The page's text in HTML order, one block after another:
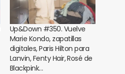
Up&Down #350. Vuelve
Marie Kondo, zapatillas
digitales, Paris Hilton para
Lanvin, Fenty Hair, Rosé de
Blackpink…